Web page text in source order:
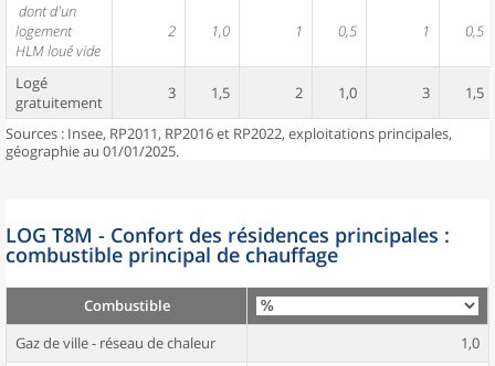
dont d'un
logement
HLM loué vide
2 1,0 1 0,5 1 0,5
Logé
gratuitement
3 1,5 2 1,0 3 1,5
Sources : Insee, RP2011, RP2016 et RP2022, exploitations principales,
géographie au 01/01/2025.
LOG T8M - Confort des résidences principales :
combustible principal de chauffage
Combustible
Gaz de ville - réseau de chaleur
1,0